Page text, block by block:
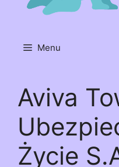
Menu
Aviva
Życie